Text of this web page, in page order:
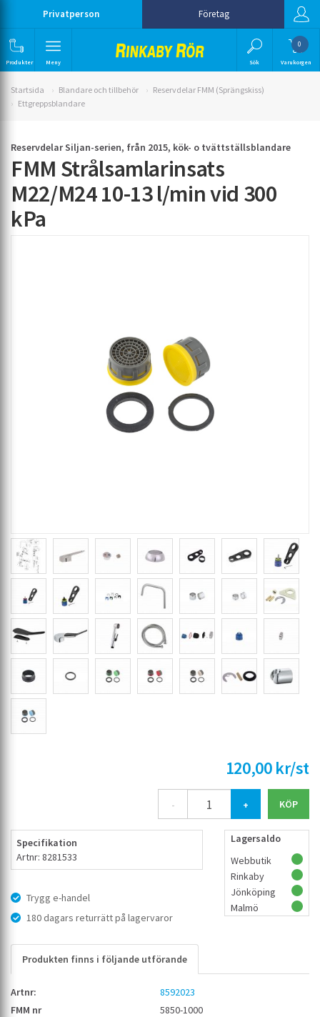
Privatperson Företag
Produkter Meny Sök
0
Varukorgen
Startsida Blandare och tillbehör
Reservdelar FMM (Sprängskiss)
Ettgreppsblandare
Reservdelar Siljan-serien, från 2015, kök- o tvättställsblandare
FMM Strålsamlarinsats
M22/M24 10-13 l/min vid 300
kPa
120,00 kr/st
- +
Specifikation
Artnr: 8281533
Trygg e-handel
180 dagars returrätt på lagervaror
Lagersaldo
Webbutik
Rinkaby
Jönköping
Malmö
Produkten finns i följande utförande
8592023
5850-1000